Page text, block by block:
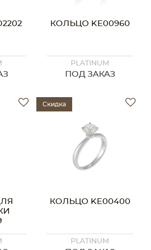
КОЛЬЦО KE00960
PLATINUM
ПОД ЗАКАЗ
Скидка
КОЛЬЦО KE00400
PLATINUM